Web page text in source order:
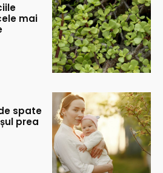
mai
spate
prea